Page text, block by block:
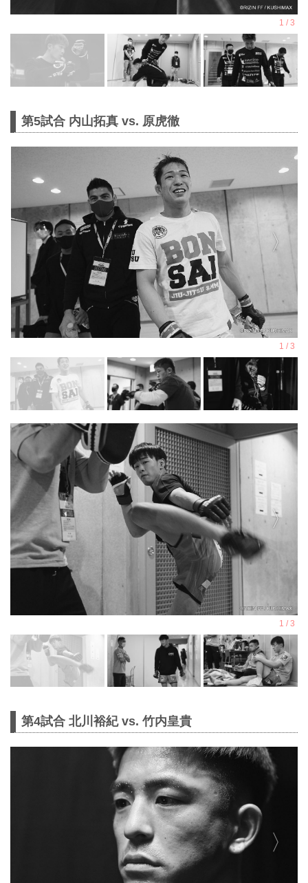
第5試合 内山拓真 vs. 原虎徹
第4試合 北川裕紀 vs. 竹内皇貴